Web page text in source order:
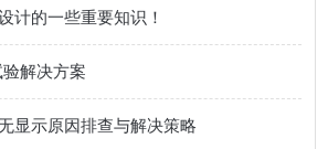
计的一些重要知识！
解决方案
显示原因排查与解决策略